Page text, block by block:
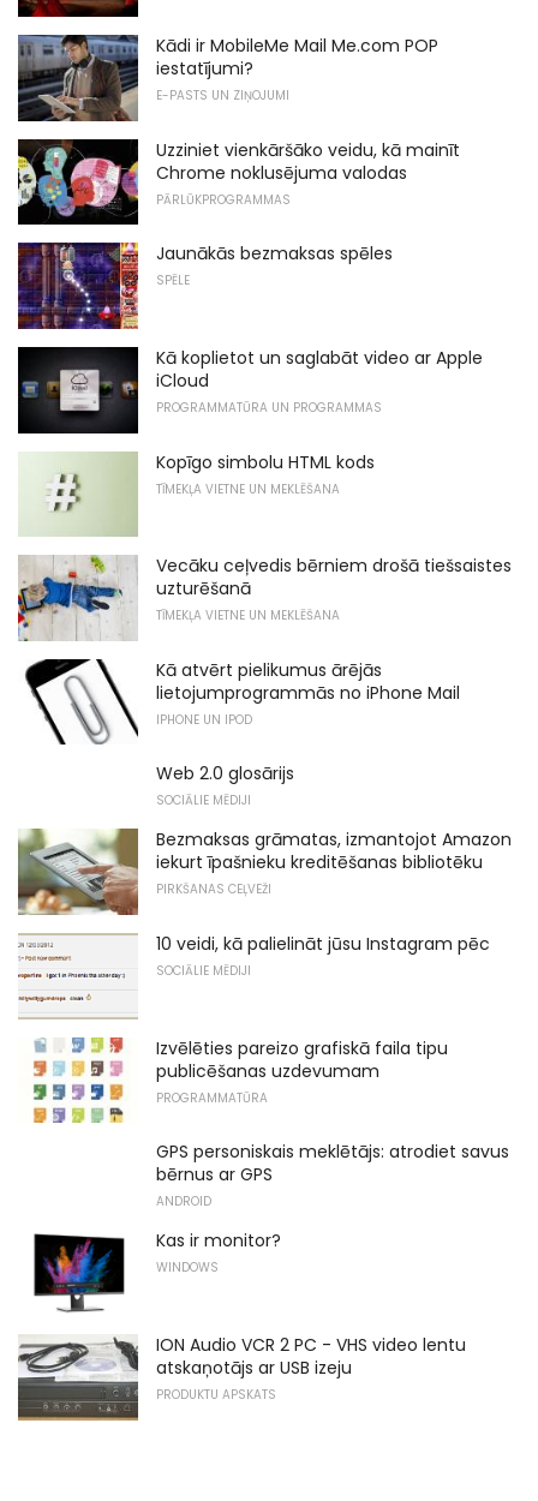
Kādi ir MobileMe Mail Me.com POP
iestatījumi?
E-PASTS UN ZIŅOJUMI
Uzziniet vienkāršāko veidu, kā mainīt
Chrome noklusējuma valodas
PĀRLŪKPROGRAMMAS
Jaunākās bezmaksas spēles
SPĒLE
Kā koplietot un saglabāt video ar Apple
iCloud
PROGRAMMATŪRA UN PROGRAMMAS
Kopīgo simbolu HTML kods
TĪMEKĻA VIETNE UN MEKLĒŠANA
Vecāku ceļvedis bērniem drošā tiešsaistes
uzturēšanā
TĪMEKĻA VIETNE UN MEKLĒŠANA
Kā atvērt pielikumus ārējās
lietojumprogrammās no iPhone Mail
IPHONE UN IPOD
Web 2.0 glosārijs
SOCIĀLIE MĒDIJI
Bezmaksas grāmatas, izmantojot Amazon
iekurt īpašnieku kreditēšanas bibliotēku
PIRKŠANAS CEĻVEŽI
10 veidi, kā palielināt jūsu Instagram pēc
SOCIĀLIE MĒDIJI
Izvēlēties pareizo grafiskā faila tipu
publicēšanas uzdevumam
PROGRAMMATŪRA
GPS personiskais meklētājs: atrodiet savus
bērnus ar GPS
ANDROID
Kas ir monitor?
WINDOWS
ION Audio VCR 2 PC - VHS video lentu
atskaņotājs ar USB izeju
PRODUKTU APSKATS